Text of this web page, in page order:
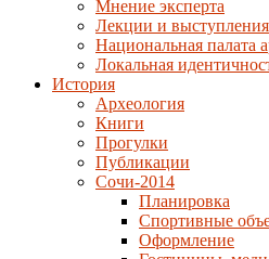
Мнение эксперта
Лекции и выступления
Национальная палата
Локальная
История
Археология
Книги
Прогулки
Публикации
Сочи-2014
Планировка
Спортивные
Оформление